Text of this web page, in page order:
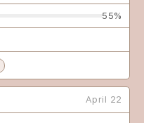
55%
April 22